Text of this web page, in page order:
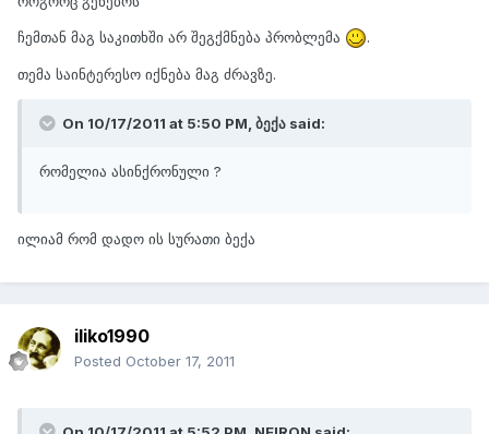
ჩემთან მაგ საკითხში არ შეგქმნება პრობლემა .
თემა საინტერესო იქნება მაგ ძრავზე.
On 10/17/2011 at 5:50 PM, ბექა said:
რომელია ასინქრონული ?
ილიამ რომ დადო ის სურათი ბექა
iliko1990
Posted October 17, 2011